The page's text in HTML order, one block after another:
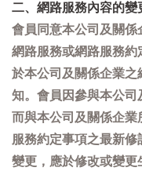
二、網路服務內容的變
會員同意本公司及關
網路服務或網路服務約
於本公司及關係企業之
知。會員因參與本公司
而與本公司及關係企
服務約定事項之最新
變更，應於修改或變